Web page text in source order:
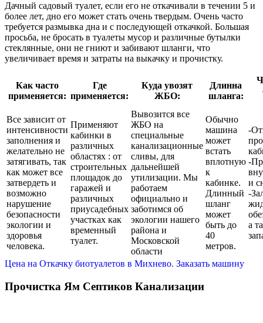
Дачный садовый туалет, если его не откачивали в течении 5 и
более лет, дно его может стать очень твердым. Очень часто
требуется размывка дна и с последующей откачкой. Большая
просьба, не бросать в туалеты мусор и различные бутылки
стеклянные, они не гниют и забивают шланги, что
увеличивает время и затраты на выкачку и прочистку.
Как часто
применяется:
Где
применяется:
Куда увозят
ЖБО:
Длинна
шланга:
Все зависит от
интенсивности
заполнения и
желательно не
затягивать, так
как может все
затвердеть и
возможно
нарушение
безопасности
экологии и
здоровья
человека.
Применяют
кабинки в
различных
областях : от
строительных
площадок до
гаражей и
различных
приусадебных
участках как
временный
туалет.
Вывозится все
ЖБО на
специальные
канализационные
сливы, для
дальнейшей
утилизации. Мы
работаем
официально и
заботимся об
экологии нашего
района и
Московской
области
Обычно
машина
может
встать
вплотную
к
кабинке.
Длинный
шланг
может
быть до
40
метров.
-
-
и
-
а
Цена на Откачку биотуалетов в Михнево. Заказать машину
Прочистка Ям Септиков Канализации